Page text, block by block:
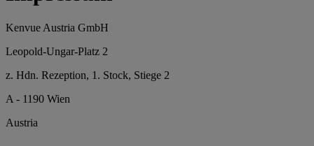
Kenvue Austria GmbH
Leopold-Ungar-Platz 2
z. Hdn. Rezeption, 1. Stock, Stiege 2
A - 1190 Wien
Austria